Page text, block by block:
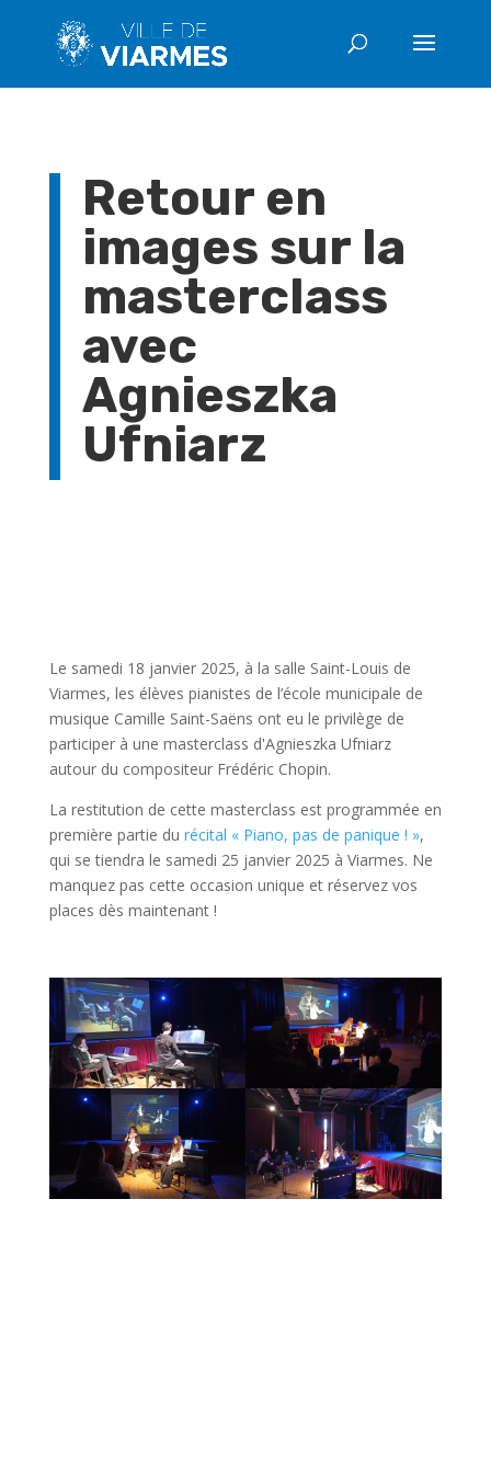
Retour en
images sur la
masterclass
avec
Agnieszka
Ufniarz
Le samedi 18 janvier 2025, à la salle Saint-Louis de
Viarmes, les élèves pianistes de l’école municipale de
musique Camille Saint-Saëns ont eu le privilège de
participer à une masterclass d'Agnieszka Ufniarz
autour du compositeur Frédéric Chopin.
La restitution de cette masterclass est programmée en
première partie du récital « Piano, pas de panique ! »,
qui se tiendra le samedi 25 janvier 2025 à Viarmes. Ne
manquez pas cette occasion unique et réservez vos
places dès maintenant !